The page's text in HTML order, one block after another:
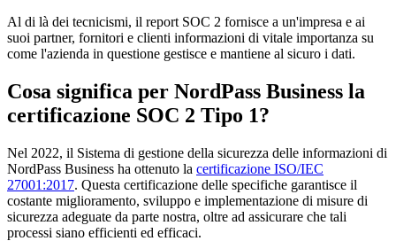
Al di là dei tecnicismi, il report SOC 2 fornisce a un'impresa e ai
suoi partner, fornitori e clienti informazioni di vitale importanza su
come l'azienda in questione gestisce e mantiene al sicuro i dati.
Cosa significa per NordPass Business la
certificazione SOC 2 Tipo 1?
Nel 2022, il Sistema di gestione della sicurezza delle informazioni di
NordPass Business ha ottenuto la certificazione ISO/IEC
27001:2017. Questa certificazione delle specifiche garantisce il
costante miglioramento, sviluppo e implementazione di misure di
sicurezza adeguate da parte nostra, oltre ad assicurare che tali
processi siano efficienti ed efficaci.